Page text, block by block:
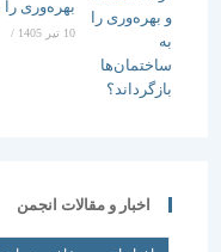
بهره‌وری را به
/ ۰ دیدگاه
اخبار و مقالات انجمن